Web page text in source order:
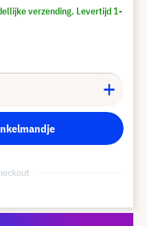
verzending. Levertijd 1-